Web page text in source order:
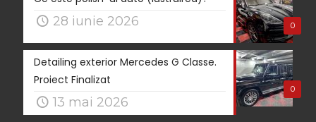
0
28 iunie 2026
0
Detailing exterior Mercedes G Classe.
Proiect Finalizat
13 mai 2026